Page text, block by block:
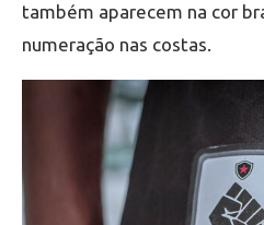
também aparecem na cor
numeração nas costas.